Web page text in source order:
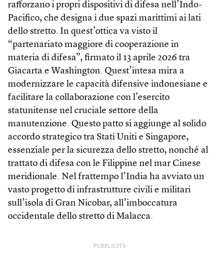
rafforzano i propri dispositivi di difesa nell’Indo-
Pacifico, che designa i due spazi marittimi ai lati
dello stretto. In quest’ottica va visto il
“partenariato maggiore di cooperazione in
materia di difesa”, firmato il 13 aprile 2026 tra
Giacarta e Washington. Quest’intesa mira a
modernizzare le capacità difensive indonesiane e
facilitare la collaborazione con l’esercito
statunitense nel cruciale settore della
manutenzione. Questo patto si aggiunge al solido
accordo strategico tra Stati Uniti e Singapore,
essenziale per la sicurezza dello stretto, nonché al
trattato di difesa con le Filippine nel mar Cinese
meridionale. Nel frattempo l’India ha avviato un
vasto progetto di infrastrutture civili e militari
sull’isola di Gran Nicobar, all’imboccatura
occidentale dello stretto di Malacca.
PUBBLICITÀ